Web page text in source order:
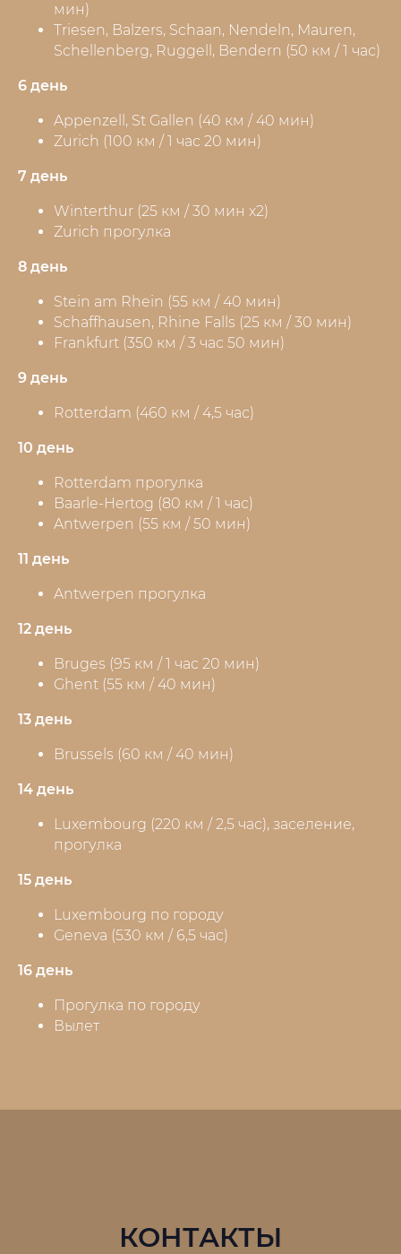
мин)
Triesen, Balzers, Schaan, Nendeln, Mauren,
Schellenberg, Ruggell, Bendern (50 км / 1 час)
6 день
Appenzell, St Gallen (40 км / 40 мин)
Zurich (100 км / 1 час 20 мин)
7 день
Winterthur (25 км / 30 мин х2)
Zurich прогулка
8 день
Stein am Rhein (55 км / 40 мин)
Schaffhausen, Rhine Falls (25 км / 30 мин)
Frankfurt (350 км / 3 час 50 мин)
9 день
Rotterdam (460 км / 4,5 час)
10 день
Rotterdam прогулка
Baarle-Hertog (80 км / 1 час)
Antwerpen (55 км / 50 мин)
11 день
Antwerpen прогулка
12 день
Bruges (95 км / 1 час 20 мин)
Ghent (55 км / 40 мин)
13 день
Brussels (60 км / 40 мин)
14 день
Luxembourg (220 км / 2,5 час), заселение,
прогулка
15 день
Luxembourg по городу
Geneva (530 км / 6,5 час)
16 день
Прогулка по городу
Вылет
КОНТАКТЫ